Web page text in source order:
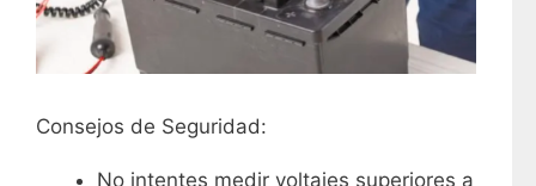
Consejos de Seguridad:
No intentes medir voltajes superiores a